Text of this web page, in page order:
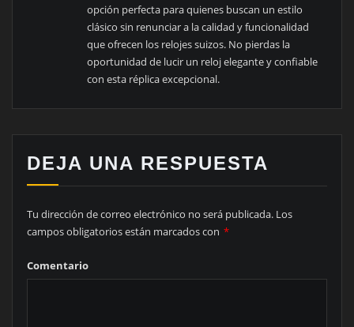
opción perfecta para quienes buscan un estilo
clásico sin renunciar a la calidad y funcionalidad
que ofrecen los relojes suizos. No pierdas la
oportunidad de lucir un reloj elegante y confiable
con esta réplica excepcional.
DEJA UNA RESPUESTA
Tu dirección de correo electrónico no será publicada. Los
campos obligatorios están marcados con *
Comentario